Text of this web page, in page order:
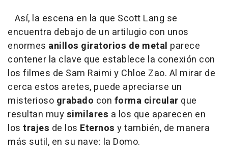
Así, la escena en la que Scott Lang se
encuentra debajo de un artilugio con unos
enormes anillos giratorios de metal parece
contener la clave que establece la conexión con
los filmes de Sam Raimi y Chloe Zao. Al mirar de
cerca estos aretes, puede apreciarse un
misterioso grabado con forma circular que
resultan muysimilares a los que aparecen en
los trajes de los Eternos y también, de manera
más sutil, en su nave: la Domo.